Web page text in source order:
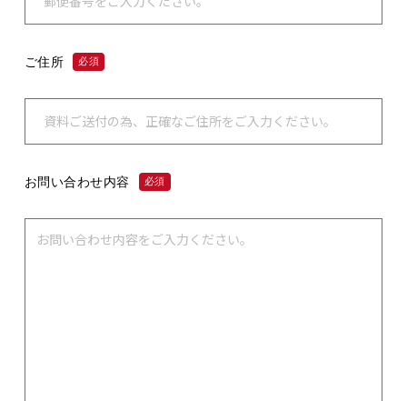
ご住所 必須
お問い合わせ内容 必須